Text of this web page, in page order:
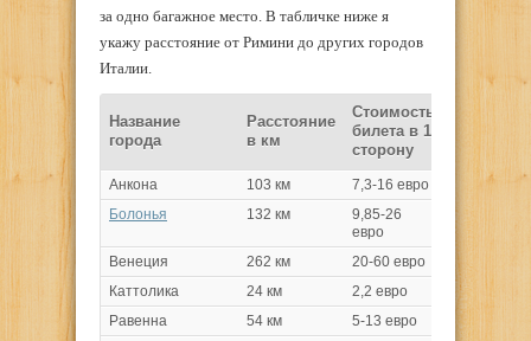
за одно багажное место. В табличке ниже я
укажу расстояние от Римини до других городов
Италии.
Название
города
Расстояние
в км
Стоимость
билета в 1
сторону
Анкона 103 км
7,3-16 евро
Болонья
132 км
9,85-26
евро
Венеция
262 км
20-60 евро
Каттолика
24 км
2,2 евро
Равенна
54 км
5-13 евро